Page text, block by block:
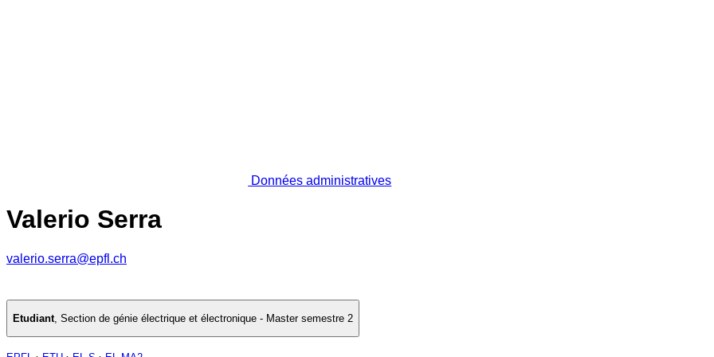
Données administratives
Valerio Serra
valerio.serra@epfl.ch
Etudiant, Section de génie électrique et électronique - Master semestre 2